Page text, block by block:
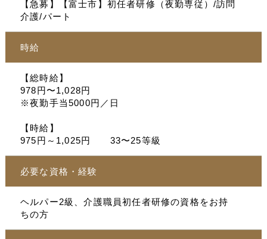
【急募】【富士市】初任者研修（夜勤専従）/訪問
介護/パート
時給
【総時給】
978円〜1,028円
※夜勤手当5000円／日
【時給】
975円～1,025円 33〜25等級
必要な資格・経験
ヘルパー2級、介護職員初任者研修の資格をお持
ちの方